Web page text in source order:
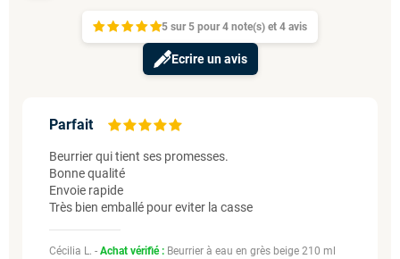
5 sur 5 pour 4 note(s) et 4 avis
Ecrire un avis
Parfait
Beurrier qui tient ses promesses.
Bonne qualité
Envoie rapide
Très bien emballé pour eviter la casse
Cécilia L. - Achat vérifié : Beurrier à eau en grès beige 210 ml